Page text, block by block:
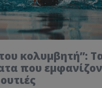
κολυμβητή”:
που